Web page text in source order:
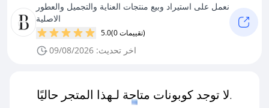
نعمل على استيراد وبيع منتجات العناية والتجميل والعطور
الاصلية
5.0 (0 تقييمات)
اخر تحديث: 09/08/2026
لا توجد كوبونات متاحة لـهذا المتجر حاليًا.